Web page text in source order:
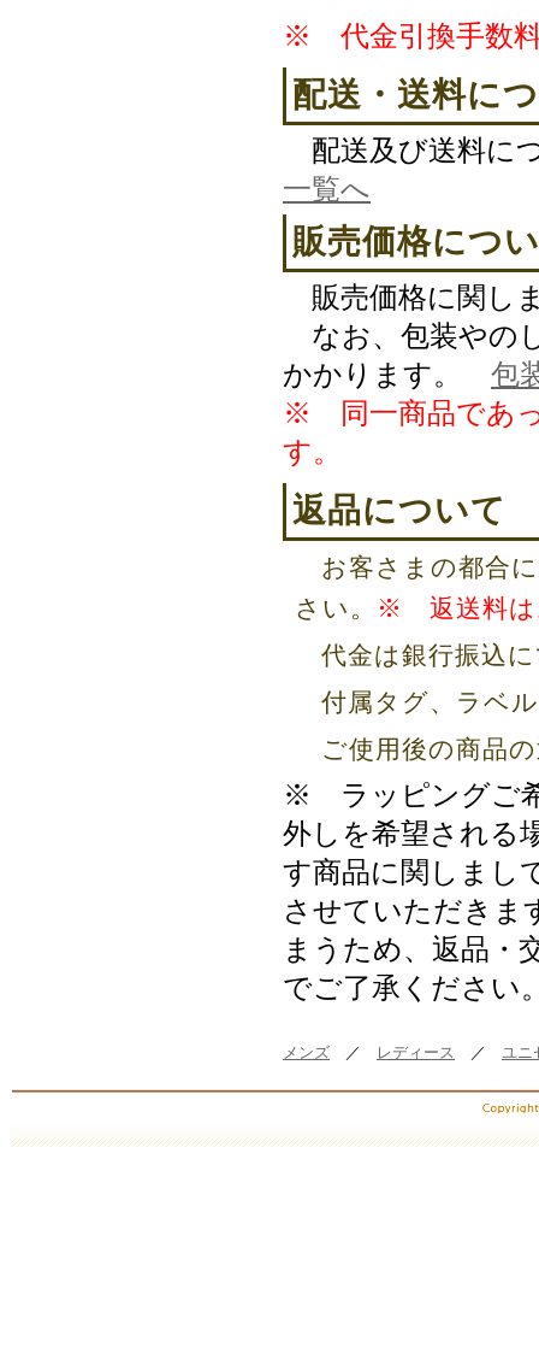
※ 代金引換手数料
配送・送料に
配送及び送料
一覧へ
販売価格につ
販売価格に関し
なお、包装やの
かかります。 包
※ 同一商品であっ
す。
返品について
お客さまの都合に
さい。
※ 返送料は
代金は銀行振込
付属タグ、ラベ
ご使用後の商品
※ ラッピングご希
外しを希望される
す商品に関しまし
させていただきま
まうため、返品・
でご了承ください
メンズ ／ レディース ／ ユニ